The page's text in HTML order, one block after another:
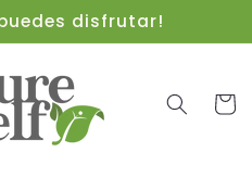
disfrutar!
Carrito